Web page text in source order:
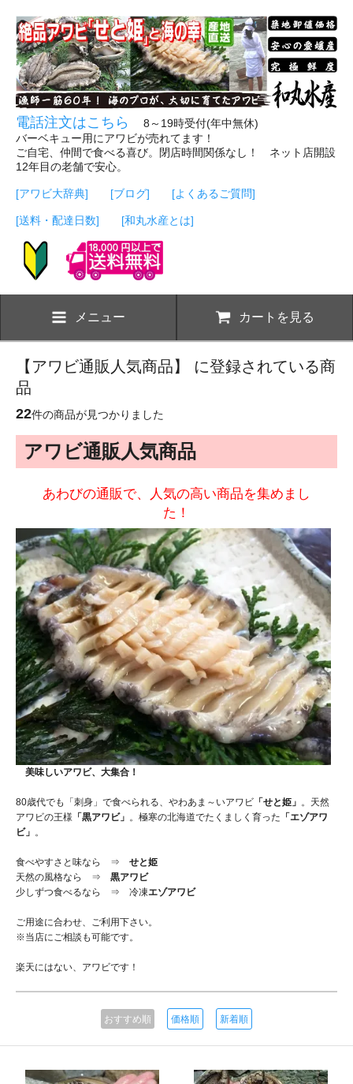
電話注文はこちら
8～19時受付(年中無休)
バーベキュー用にアワビが売れてます！
ご自宅、仲間で食べる喜び。閉店時間関係なし！ ネット店開設
12年目の老舗で安心。
[アワビ大辞典] [ブログ] [よくあるご質問]
[送料・配達日数] [和丸水産とは]
メニュー カートを見る
【アワビ通販人気商品】 に登録されている商
品
22件の商品が見つかりました
アワビ通販人気商品
あわびの通販で、人気の高い商品を集めまし
た！
美味しいアワビ、大集合！
80歳代でも「刺身」で食べられる、やわあま～いアワビ 「せと姫」 。天然
アワビの王様 「黒アワビ」 。極寒の北海道でたくましく育った 「エゾアワ
ビ」 。
食べやすさと味なら ⇒ せと姫
天然の風格なら ⇒ 黒アワビ
少しずつ食べるなら ⇒ 冷凍エゾアワビ
ご用途に合わせ、ご利用下さい。
※当店にご相談も可能です。
楽天にはない、アワビです！
おすすめ順 価格順 新着順